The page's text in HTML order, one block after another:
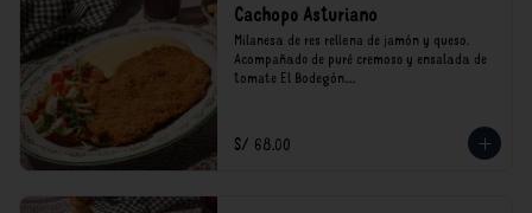
Cachopo Asturiano
Milanesa de res rellena de jamón y queso.
Acompañado de puré cremoso y ensalada de
tomate El Bodegón.
incluyen impuestos de ley y recargo al
consumo.
S/ 68.00